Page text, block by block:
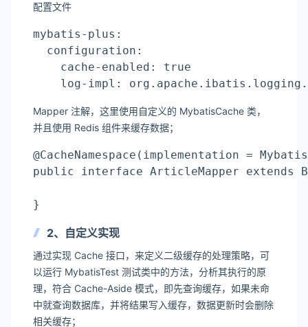
配置文件
mybatis-plus:
configuration:
cache-enabled: true
log-impl:
Mapper 注解，这里使用自定义的 MybatisCache 类，
并且使用 Redis 组件来缓存数据；
@CacheNamespace(implementation =
public interface ArticleMapper extends
}
2、自定义实现
通过实现 Cache 接口，来定义二级缓存的处理策略，可
以运行 MybatisTest 测试类中的方法，分析其执行的原
理，符合 Cache-Aside 模式，即先查询缓存，如果未命
中就查询数据库，并将结果写入缓存，数据更新时会删除
相关缓存；